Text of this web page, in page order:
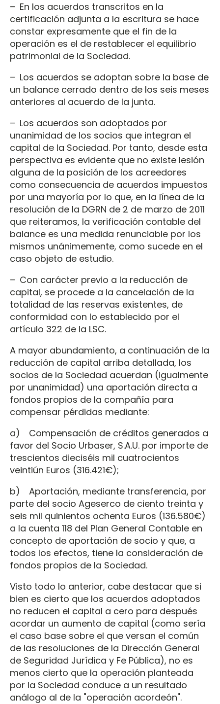
– En los acuerdos transcritos en la
certificación adjunta a la escritura se hace
constar expresamente que el fin de la
operación es el de restablecer el equilibrio
patrimonial de la Sociedad.
– Los acuerdos se adoptan sobre la base de
un balance cerrado dentro de los seis meses
anteriores al acuerdo de la junta.
– Los acuerdos son adoptados por
unanimidad de los socios que integran el
capital de la Sociedad. Por tanto, desde esta
perspectiva es evidente que no existe lesión
alguna de la posición de los acreedores
como consecuencia de acuerdos impuestos
por una mayoría por lo que, en la línea de la
resolución de la DGRN de 2 de marzo de 2011
que reiteramos, la verificación contable del
balance es una medida renunciable por los
mismos unánimemente, como sucede en el
caso objeto de estudio.
– Con carácter previo a la reducción de
capital, se procede a la cancelación de la
totalidad de las reservas existentes, de
conformidad con lo establecido por el
artículo 322 de la LSC.
A mayor abundamiento, a continuación de la
reducción de capital arriba detallada, los
socios de la Sociedad acuerdan (igualmente
por unanimidad) una aportación directa a
fondos propios de la compañía para
compensar pérdidas mediante:
a) Compensación de créditos generados a
favor del Socio Urbaser, S.A.U. por importe de
trescientos dieciséis mil cuatrocientos
veintiún Euros (316.421€);
b) Aportación, mediante transferencia, por
parte del socio Ageserco de ciento treinta y
seis mil quinientos ochenta Euros (136.580€)
a la cuenta 118 del Plan General Contable en
concepto de aportación de socio y que, a
todos los efectos, tiene la consideración de
fondos propios de la Sociedad.
Visto todo lo anterior, cabe destacar que si
bien es cierto que los acuerdos adoptados
no reducen el capital a cero para después
acordar un aumento de capital (como sería
el caso base sobre el que versan el común
de las resoluciones de la Dirección General
de Seguridad Jurídica y Fe Pública), no es
menos cierto que la operación planteada
por la Sociedad conduce a un resultado
análogo al de la "operación acordeón".